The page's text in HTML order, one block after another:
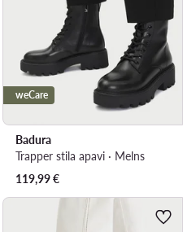
weCare
Badura
Trapper stila apavi · Melns
119,99€